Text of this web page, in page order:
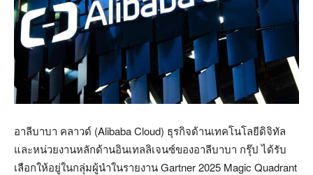
อาลีบาบา คลาวด์ (Alibaba Cloud) ธุรกิจด้านเทคโนโลยีดิจิทัล
และหน่วยงานหลักด้านอินเทลลิเจนซ์ของอาลีบาบา กรุ๊ป ได้รับ
เลือกให้อยู่ในกลุ่มผู้นำในรายงานGartner 2025 Magic Quadrant